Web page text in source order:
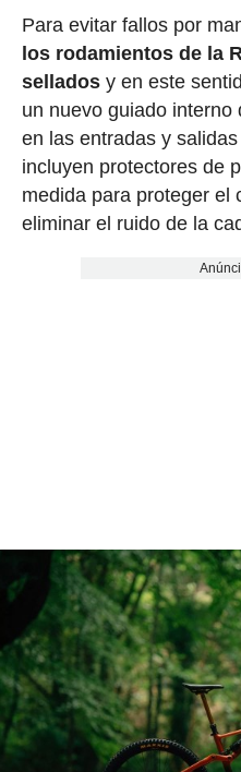
Para evitar fallos por
los rodamientos de la
selladosy en este
un nuevo guiado
en las entradas y
incluyen protectores de
medida para proteger el
eliminar el ruido de la